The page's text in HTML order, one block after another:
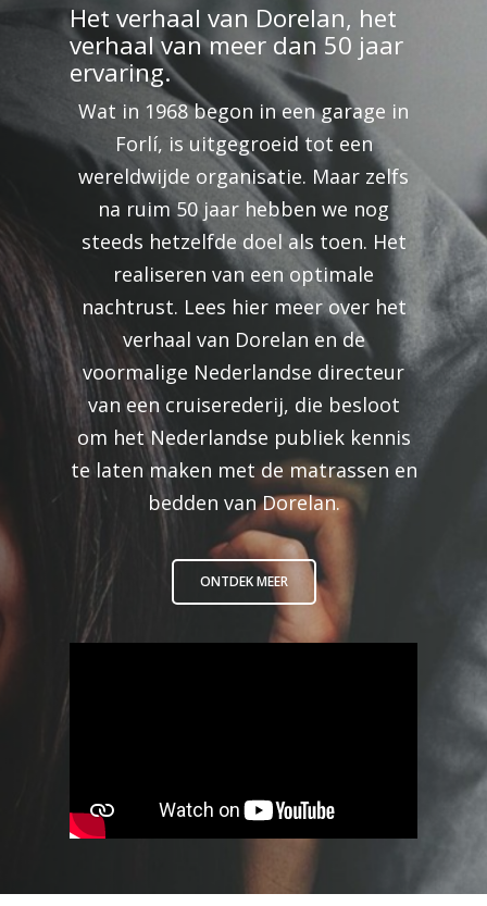
Het verhaal van Dorelan, het
verhaal van meer dan 50 jaar
ervaring.
Wat in 1968 begon in een garage in
Forlí, is uitgegroeid tot een
wereldwijde organisatie. Maar zelfs
na ruim 50 jaar hebben we nog
steeds hetzelfde doel als toen. Het
realiseren van een optimale
nachtrust. Lees hier meer over het
verhaal van Dorelan en de
voormalige Nederlandse directeur
van een cruiserederij, die besloot
om het Nederlandse publiek kennis
te laten maken met de matrassen en
bedden van Dorelan.
ONTDEK MEER